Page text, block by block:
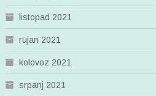
listopad 2021
rujan 2021
kolovoz 2021
srpanj 2021